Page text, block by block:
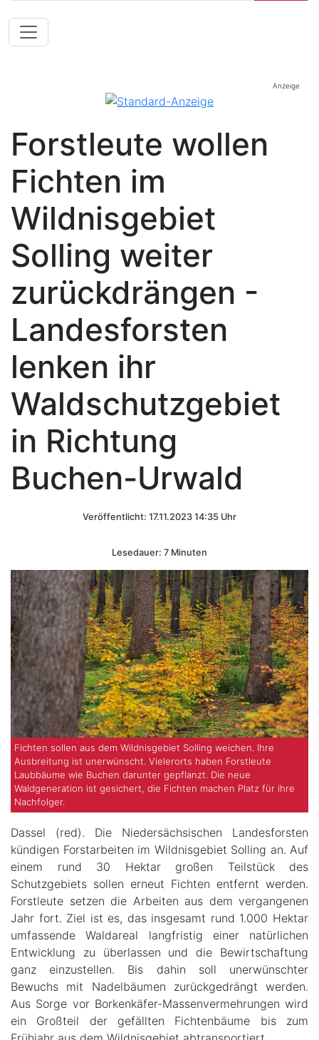
Anzeige
Forstleute wollen
Fichten im
Wildnisgebiet
Solling weiter
zurückdrängen -
Landesforsten
lenken ihr
Waldschutzgebiet
in Richtung
Buchen-Urwald
Veröffentlicht: 17.11.2023 14:35 Uhr
Lesedauer: 7 Minuten
Fichten sollen aus dem Wildnisgebiet Solling weichen. Ihre
Ausbreitung ist unerwünscht. Vielerorts haben Forstleute
Laubbäume wie Buchen darunter gepflanzt. Die neue
Waldgeneration ist gesichert, die Fichten machen Platz für ihre
Nachfolger.
Dassel (red). Die Niedersächsischen Landesforsten
kündigen Forstarbeiten im Wildnisgebiet Solling an. Auf
einem rund 30 Hektar großen Teilstück des
Schutzgebiets sollen erneut Fichten entfernt werden.
Forstleute setzen die Arbeiten aus dem vergangenen
Jahr fort. Ziel ist es, das insgesamt rund 1.000 Hektar
umfassende Waldareal langfristig einer natürlichen
Entwicklung zu überlassen und die Bewirtschaftung
ganz einzustellen. Bis dahin soll unerwünschter
Bewuchs mit Nadelbäumen zurückgedrängt werden.
Aus Sorge vor Borkenkäfer-Massenvermehrungen wird
ein Großteil der gefällten Fichtenbäume bis zum